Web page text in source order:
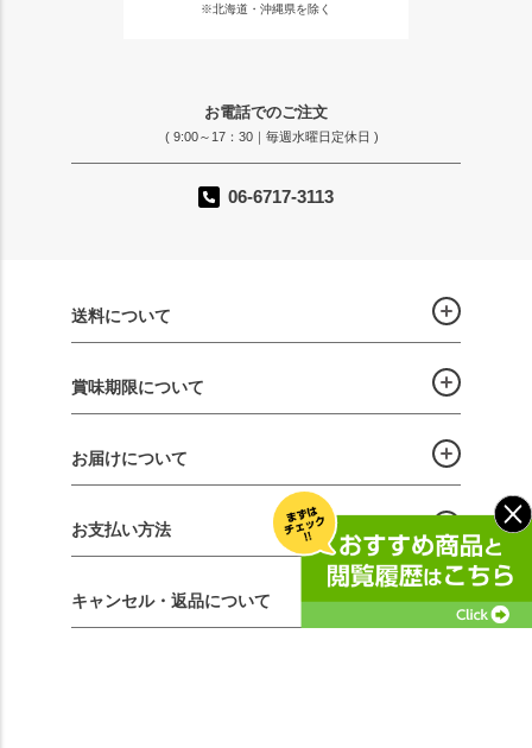
※北海道・沖縄県を除く
お電話でのご注文
( 9:00～17：30｜毎週水曜日定休日 )
06-6717-3113
送料について
賞味期限について
お届けについて
お支払い方法
キャンセル・返品について